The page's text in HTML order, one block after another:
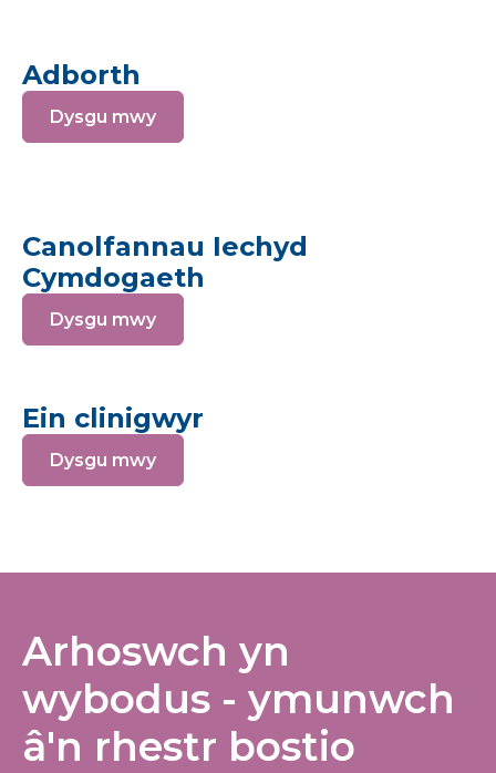
Adborth
Dysgu mwy
Canolfannau Iechyd
Cymdogaeth
Dysgu mwy
Ein clinigwyr
Dysgu mwy
Arhoswch yn
wybodus - ymunwch
â'n rhestr bostio